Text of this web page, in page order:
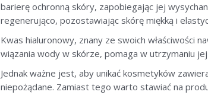
barierę ochronną skóry, zapobiegając jej
regenerująco, pozostawiając skórę miękką i
Kwas hialuronowy, znany ze swoich właściwości
wiązania wody w skórze, pomaga w utrzymaniu
Jednak ważne jest, aby unikać kosmetyków
niepożądane. Zamiast tego warto stawiać na